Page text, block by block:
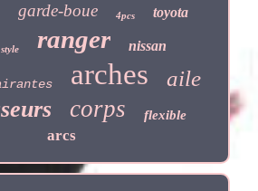
garde-boue 4pcs toyota
style ranger nissan
arches aile
corps flexible
arcs